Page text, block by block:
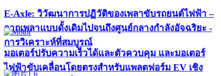
E-Axle: วิวัฒนาการปฏิวัติของเพลาขับรถยนต์ไฟฟ้า –
จากเพลาแบบดั้งเดิมไปจนถึงศูนย์กลางกำลังอัจฉริยะ -
การวิเคราะห์ที่สมบูรณ์
มอเตอร์ปรับความเร็วได้และตัวควบคุม และมอเตอร์
ไฟฟ้าขับเคลื่อนโดยตรงสำหรับแพลตฟอร์ม EV เชิง